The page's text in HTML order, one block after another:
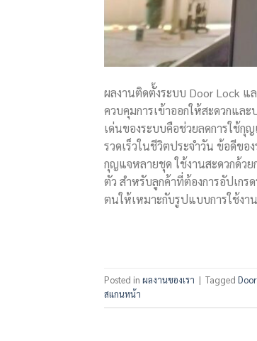
ผลงานติดตั้งระบบ Door Lock แ
ควบคุมการเข้าออกให้สะดวกแล
เด่นของระบบคือช่วยลดการใช้กุ
รวดเร็วในชีวิตประจำวัน ข้อดีข
กุญแจหลายชุด ใช้งานสะดวกด้ว
ตัว สำหรับลูกค้าที่ต้องการอัปเก
ตนให้เหมาะกับรูปแบบการใช้งา
Posted in ผลงานของเรา | Tagged
สแกนหน้า